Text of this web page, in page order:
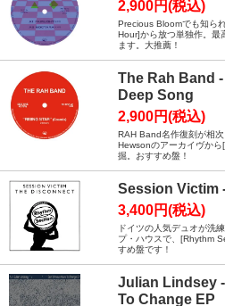
2,900円(税込)
Precious Bloomでも知ら
Hour]から放つ単独作。最
ます。大推薦！
The Rah Band
Deep Song
2,900円(税込)
RAH Band名作復刻が相
Hewsonのアーカイヴか
掘。おすすめ盤！
Session Victim
3,400円(税込)
ドイツの人気デュオが洗
プ・ハウスで、[Rhythm
すめ盤です！
Julian Lindsey
To Change EP